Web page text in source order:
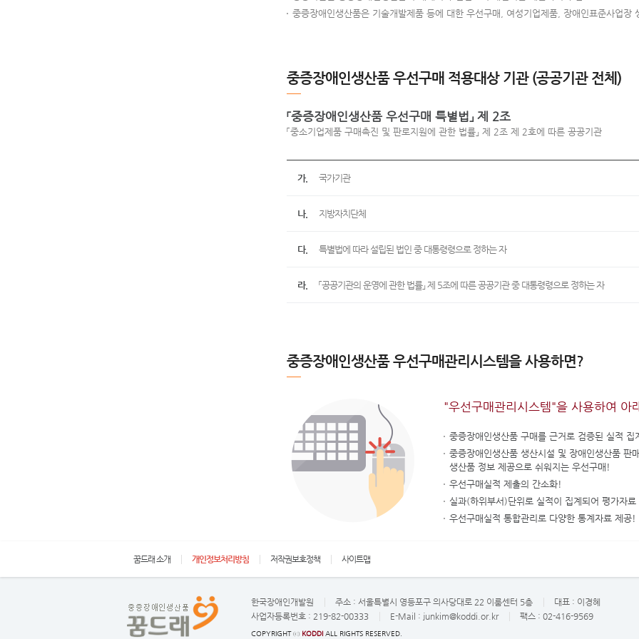
중증장애인생산품은 기술개발제품 등에 대한 우선구매, 여성기업제품, 장애인표준사업장
중증장애인생산품 우선구매 적용대상 기관 (공공기관 전체)
「중증장애인생산품 우선구매 특별법」 제 2조
「중소기업제품 구매촉진 및 판로지원에 관한 법률」 제 2조 제 2호에 따른 공공기관
가. 국가기관
나. 지방자치단체
다. 특별법에 따라 설립된 법인 중 대통령령으로 정하는 자
라. 「공공기관의 운영에 관한 법률」 제 5조에 따른 공공기관 중 대통령령으로 정하는 자
중증장애인생산품 우선구매관리시스템을 사용하면?
"우선구매관리시스템"을 사용하여 아
중증장애인생산품 구매를 근거로 검증된 실적 집
중증장애인생산품 생산시설 및 장애인생산품 판
생산품 정보 제공으로 쉬워지는 우선구매!
우선구매실적 제출의 간소화!
실과(하위부서)단위로 실적이 집계되어 평가자료
우선구매실적 통합관리로 다양한 통계자료 제공!
꿈드래 소개 개인정보처리방침 저작권보호정책 사이트맵
한국장애인개발원 주소 : 서울특별시 영등포구 의사당대로 22 이룸센터 5층 대표 : 이경혜
사업자등록번호 : 219-82-00333 E-Mail : junkim@koddi.or.kr 팩스 : 02-416-9569
COPYRIGHT ⓒ KODDI ALL RIGHTS RESERVED.